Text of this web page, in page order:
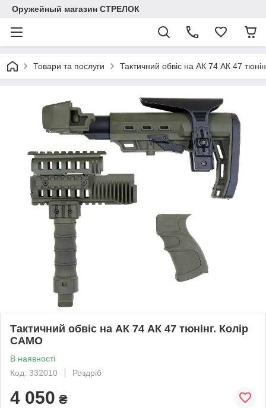
Оружейный магазин СТРЕЛОК
Товари та послуги Тактичний обвіс на АК 74 АК 47
Тактичний обвіс на АК 74 АК 47 тюнінг. Колір
CAMO
В наявності
Код: 332010
Роздріб
4 050 ₴